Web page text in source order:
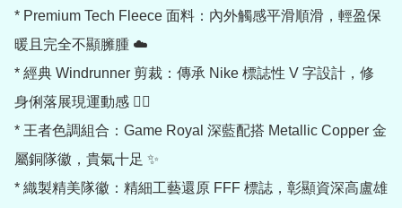
* Premium Tech Fleece 面料：內外觸感平滑順滑，輕盈保
暖且完全不顯臃腫 ☁️
* 經典 Windrunner 剪裁：傳承 Nike 標誌性 V 字設計，修
身俐落展現運動感 🏃‍♂️
* 王者色調組合：Game Royal 深藍配搭 Metallic Copper 金
屬銅隊徽，貴氣十足 ✨
* 織製精美隊徽：精細工藝還原 FFF 標誌，彰顯資深高盧雄